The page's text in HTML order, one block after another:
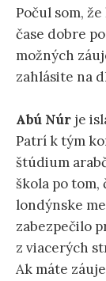
Počul som,
čase dobre
možných
zahlásite na
Abú Núr je
Patrí k tým
štúdium
škola po tom,
londýnske
zabezpečilo
z viacerých
Ak máte